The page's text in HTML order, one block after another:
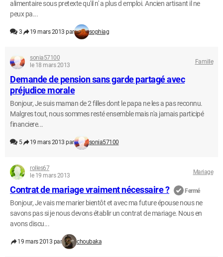
alimentaire sous pretexte qu'il n' a plus d emploi. Ancien artisant il ne
peux pa...
3 19 mars 2013 par sophiag
sonia57100
le 18 mars 2013
Famille
Demande de pension sans garde partagé avec
préjudice morale
Bonjour, Je suis maman de 2 filles dont le papa ne les a pas reconnu.
Malgres tout, nous sommes resté ensemble mais n'a jamais participé
financiere...
5 19 mars 2013 par sonia57100
rolles67
le 19 mars 2013
Mariage
Contrat de mariage vraiment nécessaire ? Fermé
Bonjour, Je vais me marier bientôt et avec ma future épouse nous ne
savons pas si je nous devons établir un contrat de mariage. Nous en
avons discu...
19 mars 2013 par choubaka